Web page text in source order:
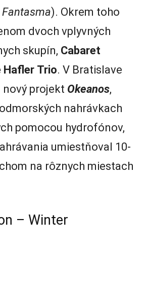
Fantasma). Okrem toho
dvoch vplyvných
skupín, Cabaret
Hafler Trio. V Bratislave
projekt Okeanos,
nahrávkach
pomocou hydrofónov,
umiestňoval 10-
na rôznych miestach
– Winter